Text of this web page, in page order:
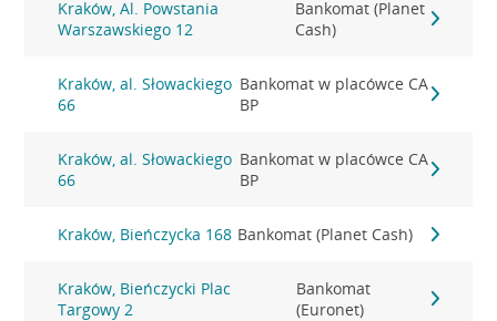
Kraków, Al. Powstania
Warszawskiego 12
Bankomat (Planet
Cash)
Kraków, al. Słowackiego
66
Bankomat w placówce CA
BP
Kraków, al. Słowackiego
66
Bankomat w placówce CA
BP
Kraków, Bieńczycka 168 Bankomat (Planet Cash)
Kraków, Bieńczycki Plac
Targowy 2
Bankomat
(Euronet)